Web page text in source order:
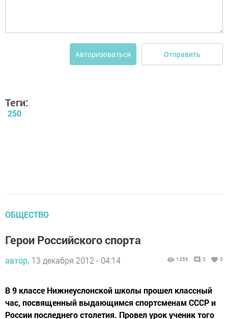
Авторизоваться Отправить
Теги:
250
ОБЩЕСТВО
Герои Российского спорта
автор, 13 декабря 2012 - 04:14 1356 0 0
В 9 классе Нижнеуслонской школы прошел классный
час, посвященный выдающимся спортсменам СССР и
России последнего столетия. Провел урок ученик того